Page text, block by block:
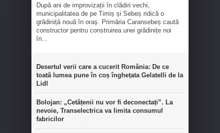
După ani de improvizații în clădiri vechi,
municipalitatea de pe Timiș și Sebeș ridică o
grădiniță nouă în oraș. Primăria Caransebeș caută
constructor pentru construirea unei grădinițe noi
în...
Desertul verii care a cucerit România: De ce
toată lumea pune în coș înghețata Gelatelli de la
Lidl
Bolojan: „Cetățenii nu vor fi deconectați”. La
nevoie, Transelectrica va limita consumul
fabricilor